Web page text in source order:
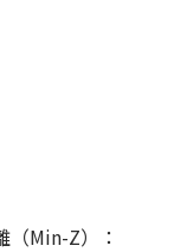
（Min-Z）：